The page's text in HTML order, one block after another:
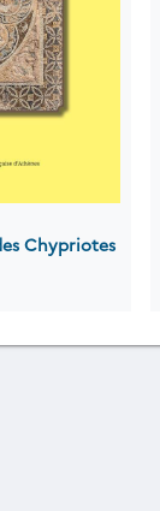
Chypriotes